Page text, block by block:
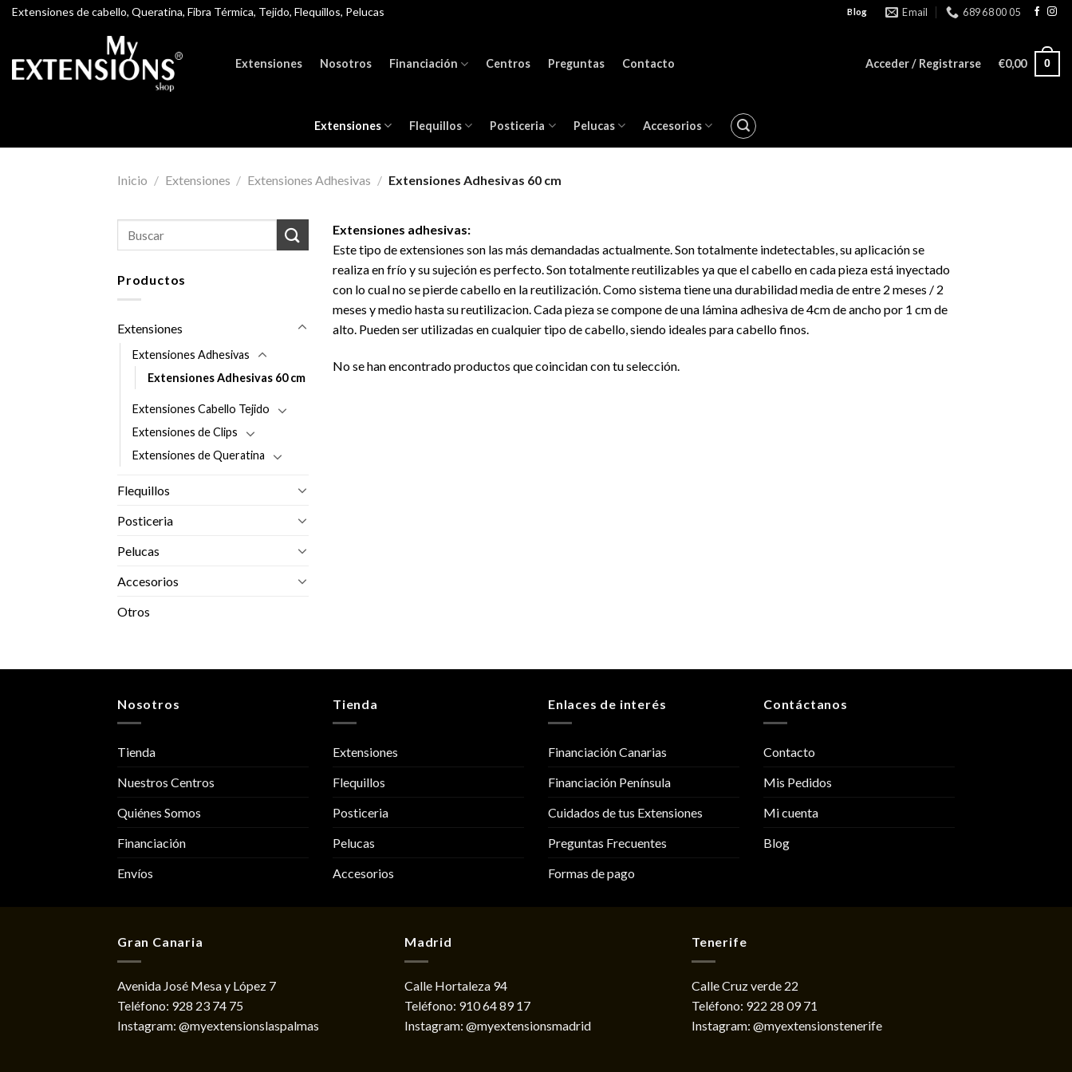
SkipExtensiones de cabello, Queratina, Fibra Térmica, Tejido, Flequillos, Pelucas Blog Email 689 68 00 05
Extensiones Nosotros Financiación Centros Preguntas Contacto Acceder / Registrarse €0,00 0
Extensiones Flequillos Posticeria Pelucas Accesorios
Inicio / Extensiones / Extensiones Adhesivas / Extensiones Adhesivas 60 cm
Productos
Extensiones
Extensiones Adhesivas
Extensiones Adhesivas 60 cm
Extensiones Cabello Tejido
Extensiones de Clips
Extensiones de Queratina
Flequillos
Posticeria
Pelucas
Accesorios
Otros
Extensiones adhesivas:
Este tipo de extensiones son las más demandadas actualmente. Son totalmente indetectables, su aplicación se
realiza en frío y su sujeción es perfecto. Son totalmente reutilizables ya que el cabello en cada pieza está inyectado
con lo cual no se pierde cabello en la reutilización. Como sistema tiene una durabilidad media de entre 2 meses / 2
meses y medio hasta su reutilizacion. Cada pieza se compone de una lámina adhesiva de 4cm de ancho por 1 cm de
alto. Pueden ser utilizadas en cualquier tipo de cabello, siendo ideales para cabello finos.
No se han encontrado productos que coincidan con tu selección.
Nosotros
Tienda
Nuestros Centros
Quiénes Somos
Financiación
Envíos
Tienda
Extensiones
Flequillos
Posticeria
Pelucas
Accesorios
Enlaces de interés
Financiación Canarias
Financiación Península
Cuidados de tus Extensiones
Preguntas Frecuentes
Formas de pago
Contáctanos
Contacto
Mis Pedidos
Mi cuenta
Blog
Gran Canaria
Avenida José Mesa y López 7
Teléfono: 928 23 74 75
Instagram: @myextensionslaspalmas
Madrid
Calle Hortaleza 94
Teléfono: 910 64 89 17
Instagram: @myextensionsmadrid
Tenerife
Calle Cruz verde 22
Teléfono: 922 28 09 71
Instagram: @myextensionstenerife